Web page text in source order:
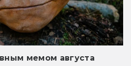
мемом августа